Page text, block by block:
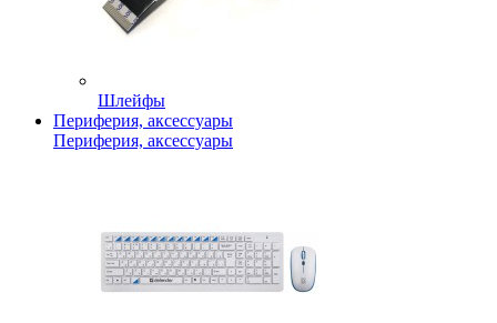
Шлейфы
Периферия, аксессуары
Периферия, аксессуары